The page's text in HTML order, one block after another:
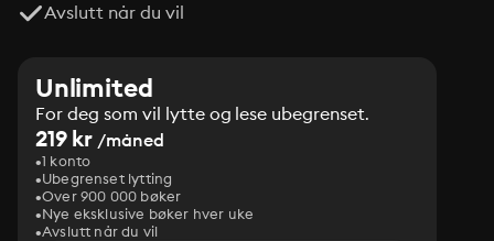
Avslutt når du vil
Unlimited
For deg som vil lytte og lese ubegrenset.
219 kr /måned
1 konto
Ubegrenset lytting
Over 900 000 bøker
Nye eksklusive bøker hver uke
Avslutt når du vil